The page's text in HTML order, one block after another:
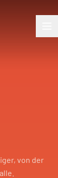
von der